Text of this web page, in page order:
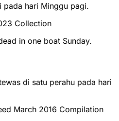
pada hari Minggu pagi.
Collection
in one boat Sunday.
di satu perahu pada hari
March 2016 Compilation